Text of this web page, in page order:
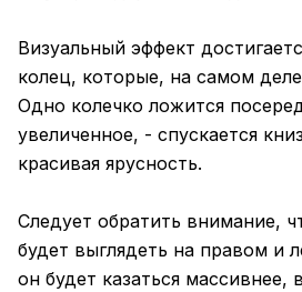
Визуальный эффект
колец, которые, на самом
Одно колечко ложится
увеличенное, - спускается
красивая ярусность.
Следует обратить внимание,
будет выглядеть на правом и
он будет казаться массивнее,